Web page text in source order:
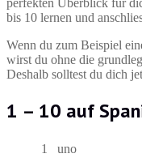
bis 10 lernen und
Wenn du zum Beispiel
wirst du ohne die
Deshalb solltest du dich
1 – 10 auf
1
uno